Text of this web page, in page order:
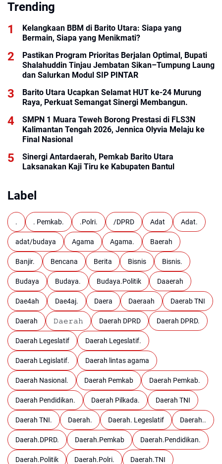
Trending
Kelangkaan BBM di Barito Utara: Siapa yang
Bermain, Siapa yang Menikmati?
Pastikan Program Prioritas Berjalan Optimal, Bupati
Shalahuddin Tinjau Jembatan Sikan–Tumpung Laung
dan Salurkan Modul SIP PINTAR
Barito Utara Ucapkan Selamat HUT ke-24 Murung
Raya, Perkuat Semangat Sinergi Membangun.
SMPN 1 Muara Teweh Borong Prestasi di FLS3N
Kalimantan Tengah 2026, Jennica Olyvia Melaju ke
Final Nasional
Sinergi Antardaerah, Pemkab Barito Utara
Laksanakan Kaji Tiru ke Kabupaten Bantul
Label
. . Pemkab. .Polri. /DPRD Adat Adat.
adat/budaya Agama Agama. Baerah
Banjir. Bencana Berita Bisnis Bisnis.
Budaya Budaya. Budaya.Politik Daaerah
Dae4ah Dae4aj. Daera Daeraah Daerab TNI
Daerah 𝙳𝚊𝚎𝚛𝚊𝚑 Daerah DPRD Daerah DPRD.
Daerah Legeslatif Daerah Legeslatif.
Daerah Legislatif. Daerah lintas agama
Daerah Nasional. Daerah Pemkab Daerah Pemkab.
Daerah Pendidikan. Daerah Pilkada. Daerah TNI
Daerah TNI. Daerah. Daerah. Legeslatif Daerah..
Daerah.DPRD. Daerah.Pemkab Daerah.Pendidikan.
Daerah.Politik Daerah.Polri. Daerah.TNI